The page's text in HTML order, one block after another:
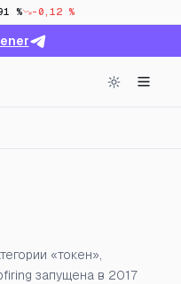
% -0,12 %
«токен»,
запущена в 2017